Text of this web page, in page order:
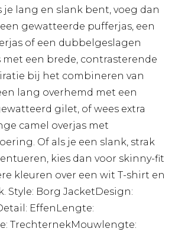
je lang en slank bent, voeg dan
gewatteerde pufferjas, een
of een dubbelgeslagen
een brede, contrasterende
bij het combineren van
lang overhemd met een
gilet, of wees extra
camel overjas met
Of als je een slank, strak
kies dan voor skinny-fit
kleuren over een wit T-shirt en
Style: Borg JacketDesign:
EffenLengte:
TrechternekMouwlengte: